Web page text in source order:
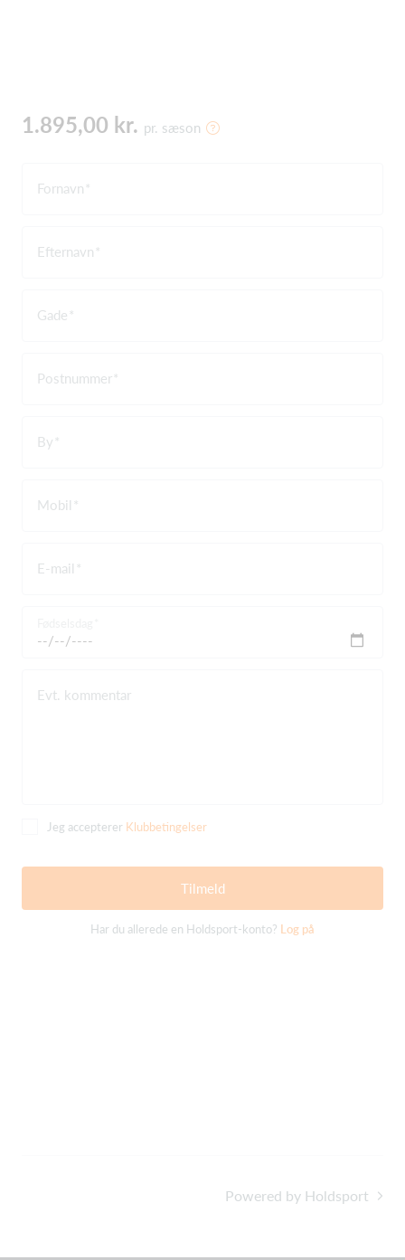
1.895,00 kr. pr. sæson
Fornavn
Efternavn
Gade
Postnummer
By
Mobil
E-mail
Evt. kommentar
Jeg accepterer Klubbetingelser
Tilmeld
Har du allerede en Holdsport-konto? Log på
Powered by Holdsport